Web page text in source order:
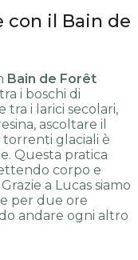
con il Bain de
Bain de Forêt
i boschi di
i larici secolari,
ascoltare il
glaciali è
Questa pratica
corpo e
a Lucas siamo
per due ore
andare ogni altro